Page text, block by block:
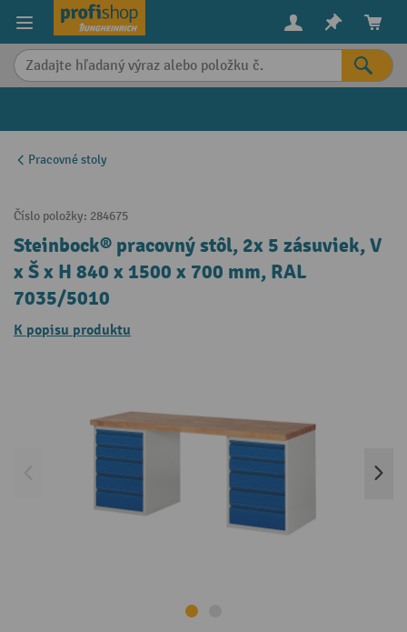
content
Pracovné stoly
Číslo položky: 284675
Steinbock® pracovný stôl, 2x 5 zásuviek, V
x Š x H 840 x 1500 x 700 mm, RAL
7035/5010
K popisu produktu